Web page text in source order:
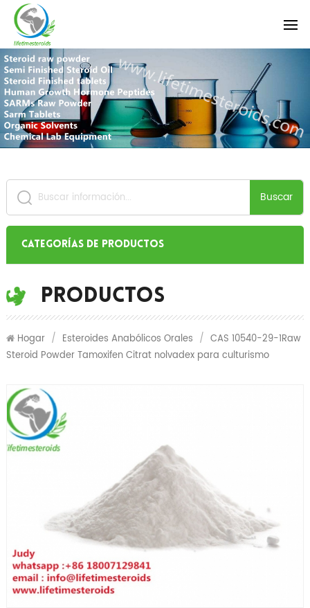
Buscar
Categorías de productos
Productos
Hogar / Esteroides Anabólicos Orales / CAS 10540-29-1Raw
Steroid Powder Tamoxifen Citrat nolvadex para culturismo